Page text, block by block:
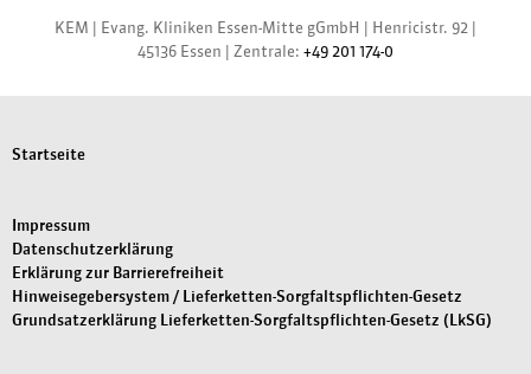
KEM | Evang. Kliniken Essen-Mitte gGmbH | Henricistr. 92 |
45136 Essen | Zentrale: +49 201 174-0
Startseite
Impressum
Datenschutzerklärung
Erklärung zur Barrierefreiheit
Hinweisegebersystem / Lieferketten-Sorgfaltspflichten-Gesetz
Grundsatzerklärung Lieferketten-Sorgfaltspflichten-Gesetz (LkSG)